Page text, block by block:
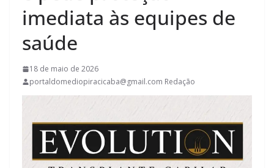
imediata às equipes de
saúde
18 de maio de 2026
portaldomediopiracicaba@gmail.com Redação